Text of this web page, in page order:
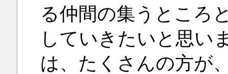
る仲間の集うところ
していきたいと思い
は、たくさんの方が